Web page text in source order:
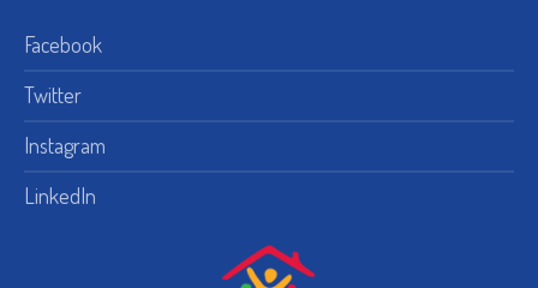
Facebook
Twitter
Instagram
LinkedIn